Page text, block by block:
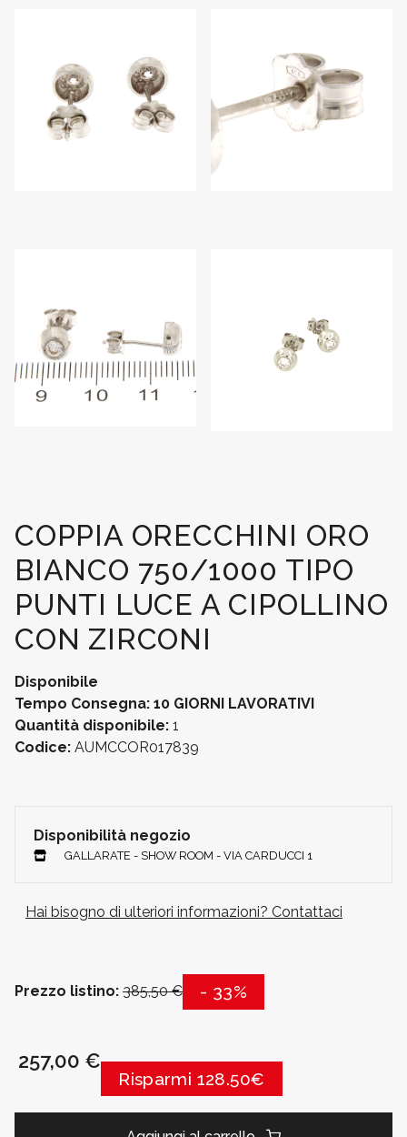
COPPIA ORECCHINI ORO
BIANCO 750/1000 TIPO
PUNTI LUCE A CIPOLLINO
CON ZIRCONI
Disponibile
Tempo Consegna: 10 GIORNI LAVORATIVI
Quantità disponibile: 1
Codice: AUMCCOR017839
Disponibilità negozio
GALLARATE - SHOW ROOM - VIA CARDUCCI 1
Hai bisogno di ulteriori informazioni? Contattaci
Prezzo listino: 385,50 € - 33%
257,00 €
Risparmi 128.50€